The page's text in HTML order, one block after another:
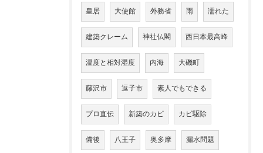
皇居 大使館 外務省 雨 濡れた
建築クレーム 神社仏閣 西日本最高峰
温度と相対湿度 内海 大磯町
藤沢市 逗子市 素人でもできる
プロ直伝 新築のカビ カビ駆除
備後 八王子 奥多摩 漏水問題